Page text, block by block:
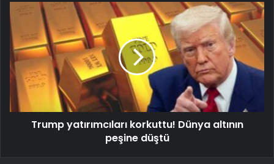
Trump yatırımcıları korkuttu! Dünya altının
peşine düştü